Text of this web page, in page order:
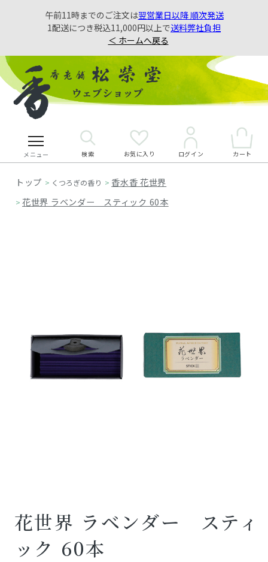
午前11時までのご注文は翌営業日以降 順次発送
1配送につき税込11,000円以上で送料弊社負担
＜ ホームへ戻る
メニュー 検索 お気に入り ログイン カート
> くつろぎの香り > 香水香 花世界
> 花世界 ラベンダー スティック 60本
花世界 ラベンダー スティ
ック 60本